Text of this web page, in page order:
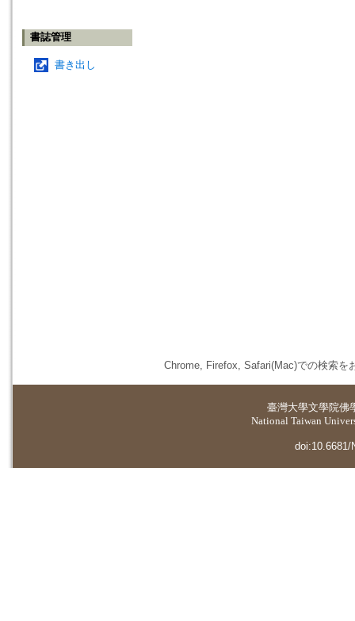
書誌管理
書き出し
Chrome, Firefox, Safari(Mac)での検索を
臺灣大學文學院佛
National Taiwan
doi:10.6681/